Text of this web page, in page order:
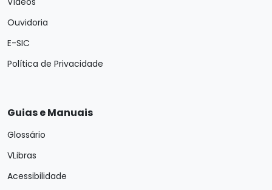
Ouvidoria
E-SIC
Política de Privacidade
Guias e Manuais
Glossário
VLibras
Acessibilidade